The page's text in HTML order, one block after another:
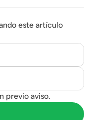
este artículo